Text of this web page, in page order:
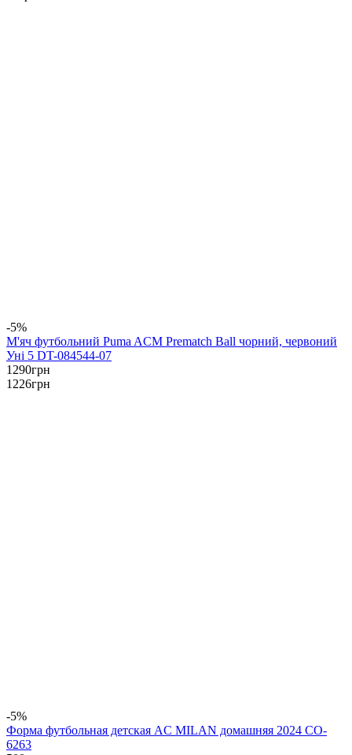
-5%
М'яч футбольний Puma ACM Prematch Ball чорний, червоний
Уні 5 DT-084544-07
1290грн
1226грн
-5%
Форма футбольная детская AC MILAN домашняя 2024 CO-
6263